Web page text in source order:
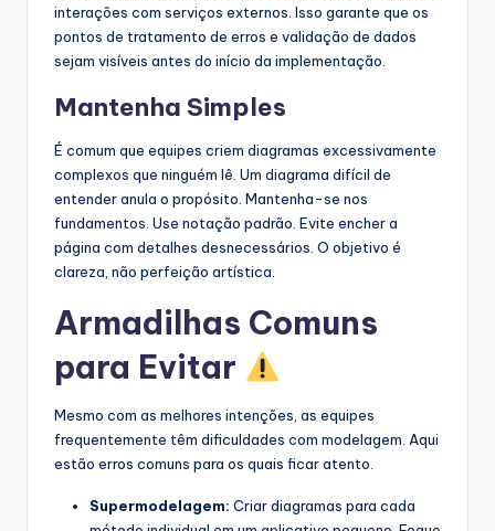
interações com serviços externos. Isso garante que os
pontos de tratamento de erros e validação de dados
sejam visíveis antes do início da implementação.
Mantenha Simples
É comum que equipes criem diagramas excessivamente
complexos que ninguém lê. Um diagrama difícil de
entender anula o propósito. Mantenha-se nos
fundamentos. Use notação padrão. Evite encher a
página com detalhes desnecessários. O objetivo é
clareza, não perfeição artística.
Armadilhas Comuns
para Evitar
Mesmo com as melhores intenções, as equipes
frequentemente têm dificuldades com modelagem. Aqui
estão erros comuns para os quais ficar atento.
Supermodelagem: Criar diagramas para cada